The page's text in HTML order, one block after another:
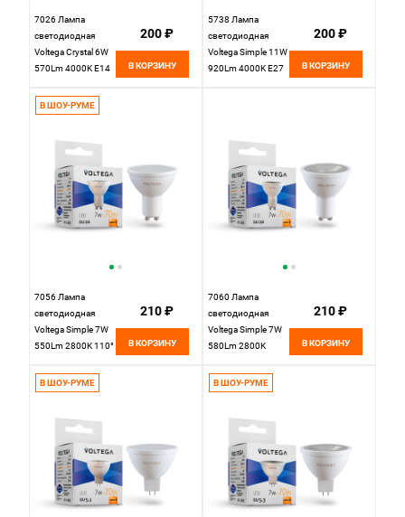
7026 Лампа
светодиодная
Voltega Crystal 6W
570Lm 4000K E14
200 ₽
В КОРЗИНУ
5738 Лампа
светодиодная
Voltega Simple 11W
920Lm 4000K E27
200 ₽
В КОРЗИНУ
В ШОУ-РУМЕ
7056 Лампа
светодиодная
Voltega Simple 7W
550Lm 2800K 110°
210 ₽
В КОРЗИНУ
7060 Лампа
светодиодная
Voltega Simple 7W
580Lm 2800K
210 ₽
В КОРЗИНУ
В ШОУ-РУМЕ В ШОУ-РУМЕ